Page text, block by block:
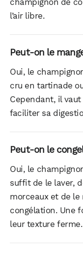
l’air libre.
Peut-on le
Oui, le
cru en tartinade
Cependant, il
faciliter sa
Peut-on le
Oui, le
suffit de le laver,
morceaux et de
congélation. Une
leur texture ferme.